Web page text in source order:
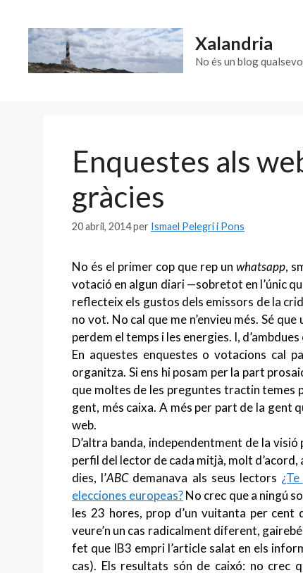
contingut
Xalandria
No és un blog
Enquestes als
gràcies
20 abril, 2014per Ismael Pelegrí i Pons
No és el primer cop que rep unwhatsapp,
votació en algun diari —sobretot en l’únic
reflecteix els gustos dels emissors de la
no vot. No cal que me n’envieu més. Sé
perdem el temps i les energies. I,
En aquestes enquestes o votacions cal
organitza. Si ens hi posam per la part
que moltes de les preguntes tractin temes
gent, més caixa. A més per part de la gent
web.
D’altra banda, independentment de la
perfil del lector de cada mitjà, molt
dies, l’ABCdemanava als seus lectors
elecciones europeas?No crec que a ningú
les 23 hores, prop d’un vuitanta per
veure’n un cas radicalment diferent,
fet que IB3 empri l’article salat en els
cas). Els resultats són de caixó: no crec